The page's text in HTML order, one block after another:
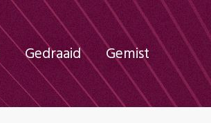
Gedraaid Gemist